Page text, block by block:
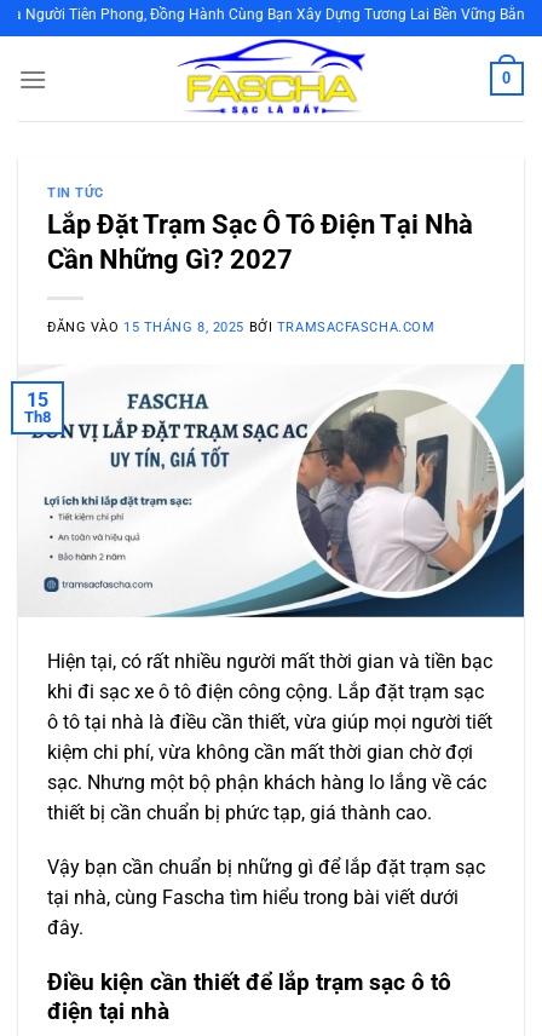
Bỏ
qua
nội
Đồng Hành Cùng Bạn Xây Dựng Tương Lai Bền Vững Bằng Cách Sử Dụng
0
TIN TỨC
Lắp Đặt Trạm Sạc Ô Tô Điện Tại Nhà
Cần Những Gì? 2027
ĐĂNG VÀO 15 THÁNG 8, 2025 BỞI TRAMSACFASCHA.COM
15
Th8
Hiện tại, có rất nhiều người mất thời gian và tiền bạc
khi đi sạc xe ô tô điện công cộng. Lắp đặt trạm sạc
ô tô tại nhà là điều cần thiết, vừa giúp mọi người tiết
kiệm chi phí, vừa không cần mất thời gian chờ đợi
sạc. Nhưng một bộ phận khách hàng lo lắng về các
thiết bị cần chuẩn bị phức tạp, giá thành cao.
Vậy bạn cần chuẩn bị những gì để lắp đặt trạm sạc
tại nhà, cùng Fascha tìm hiểu trong bài viết dưới
đây.
Điều kiện cần thiết để lắp trạm sạc ô tô
điện tại nhà